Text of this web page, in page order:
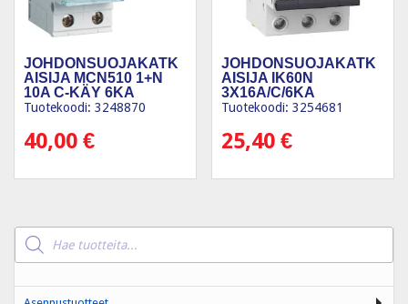
JOHDONSUOJAKATK
AISIJA MCN510 1+N
10A C-KÄY 6KA
Tuotekoodi: 3248870
40,00 €
JOHDONSUOJAKATK
AISIJA IK60N
3X16A/C/6KA
Tuotekoodi: 3254681
25,40€
Products
search